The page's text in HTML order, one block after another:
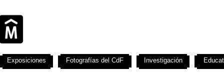
Exposiciones Fotografías del CdF Investigación